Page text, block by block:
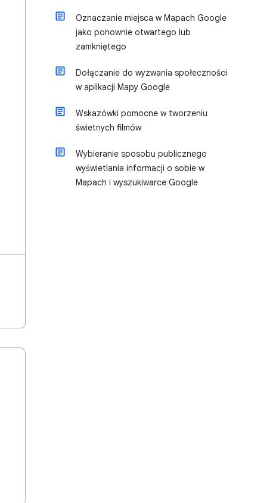
Oznaczanie miejsca w Mapach Google
jako ponownie otwartego lub
zamkniętego
Dołączanie do wyzwania społeczności
w aplikacji Mapy Google
Wskazówki pomocne w tworzeniu
świetnych filmów
Wybieranie sposobu publicznego
wyświetlania informacji o sobie w
Mapach i wyszukiwarce Google